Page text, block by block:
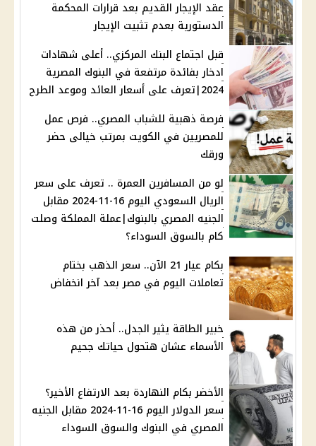
عقد الإيجار القديم بعد قرارات المحكمة
الدستورية بعدم تثبيت الإيجار
قبل اجتماع البنك المركزي.. أعلى شهادات
ادخار بفائدة مرتفعة في البنوك المصرية
2024|تعرف على أسعار العائد وموعد الطرح
فرصة ذهبية للشباب المصري.. فرص عمل
للمصريين في الكويت بمرتب خيالى حضر
ورقك
لو من المسافرين العمرة .. تعرف على سعر
الريال السعودي اليوم 16-11-2024 مقابل
الجنيه المصري بالبنوك|عملة المملكة وصلت
كام بالسوق السوداء؟
بكام عيار 21 الآن.. سعر الذهب بختام
تعاملات اليوم في مصر بعد آخر انخفاض
خبير الطاقة يثير الجدل.. أحذر من هذه
الأسماء عشان هتحول حياتك جحيم
الأخضر بكام النهاردة بعد الارتفاع الأخير؟
سعر الدولار اليوم 16-11-2024 مقابل الجنيه
المصري في البنوك والسوق السوداء